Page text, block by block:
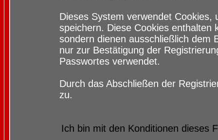
Dieses System verwendet
speichern. Diese Cookies enthalten
sondern dienen ausschließlich dem
nur zur Bestätigung der
Passwortes verwendet.
Durch das Abschließen der
zu.
Ich bin mit den Konditionen dieses